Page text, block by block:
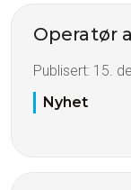
Operatør
Publisert: 15.
Nyhet